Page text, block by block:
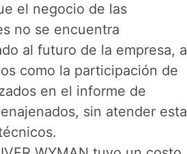
el negocio de las
no se encuentra
al futuro de la empresa, a
como la participación de
en el informe de
sin atender esta